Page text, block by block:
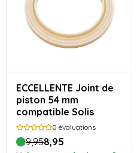
ECCELLENTE Joint de
piston 54 mm
compatible Solis
0 évaluations
9,958,95